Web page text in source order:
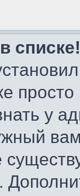
списке!
у